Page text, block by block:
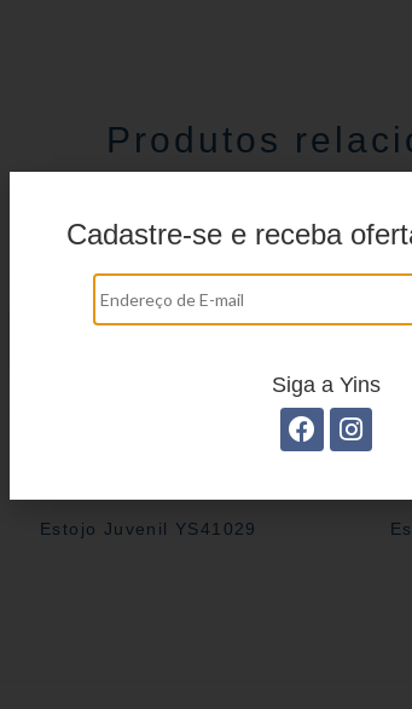
Produtos
Estojo Juvenil YS41029
Cadastre-se e receba
Siga a Yins